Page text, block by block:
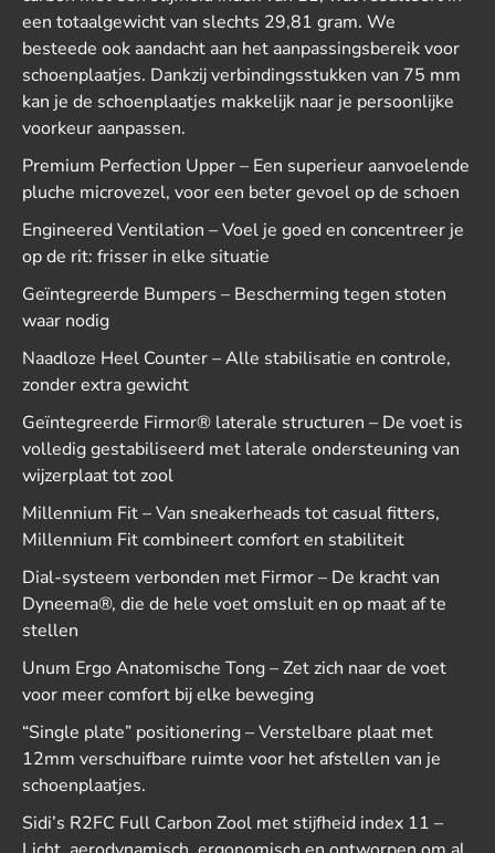
een totaalgewicht van slechts 29,81 gram. We
besteede ook aandacht aan het aanpassingsbereik voor
schoenplaatjes. Dankzij verbindingsstukken van 75 mm
kan je de schoenplaatjes makkelijk naar je persoonlijke
voorkeur aanpassen.
Premium Perfection Upper – Een superieur aanvoelende
pluche microvezel, voor een beter gevoel op de schoen
Engineered Ventilation – Voel je goed en concentreer je
op de rit: frisser in elke situatie
Geïntegreerde Bumpers – Bescherming tegen stoten
waar nodig
Naadloze Heel Counter – Alle stabilisatie en controle,
zonder extra gewicht
Geïntegreerde Firmor® laterale structuren – De voet is
volledig gestabiliseerd met laterale ondersteuning van
wijzerplaat tot zool
Millennium Fit – Van sneakerheads tot casual fitters,
Millennium Fit combineert comfort en stabiliteit
Dial-systeem verbonden met Firmor – De kracht van
Dyneema®, die de hele voet omsluit en op maat af te
stellen
Unum Ergo Anatomische Tong – Zet zich naar de voet
voor meer comfort bij elke beweging
“Single plate” positionering – Verstelbare plaat met
12mm verschuifbare ruimte voor het afstellen van je
schoenplaatjes.
Sidi’s R2FC Full Carbon Zool met stijfheid index 11 –